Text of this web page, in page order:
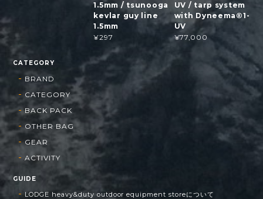
1.5mm / tsunooga
kevlar guy line
1.5mm
¥297
UV / tarp system
with Dyneema®1-
UV
¥77,000
CATEGORY
BRAND
CATEGORY
BACK PACK
OTHER BAG
GEAR
ACTIVITY
GUIDE
LODGE heavy&duty outdoor equipment storeについて